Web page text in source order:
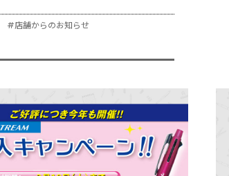
#店舗からのお知らせ